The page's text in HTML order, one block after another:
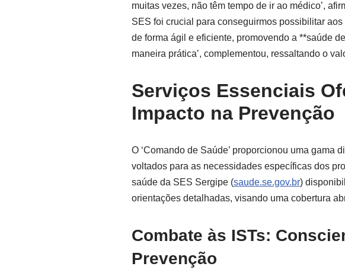
muitas vezes, não têm tempo de ir ao médico’,
SES foi crucial para conseguirmos possibilitar
de forma ágil e eficiente, promovendo a **saúde
maneira prática’, complementou, ressaltando o
Serviços Essenciais
Impacto na Prevenção
O ‘Comando de Saúde’ proporcionou uma gama
voltados para as necessidades específicas dos
saúde da SES Sergipe (saude.se.gov.br)
orientações detalhadas, visando uma cobertura
Combate às ISTs:
Prevenção